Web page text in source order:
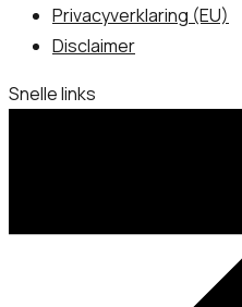
Privacyverklaring (EU)
Disclaimer
Snelle links